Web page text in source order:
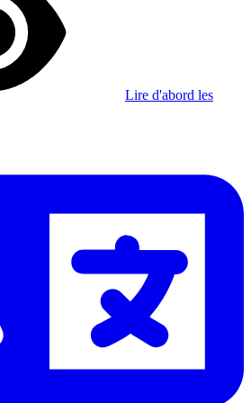
Lire d'abord les